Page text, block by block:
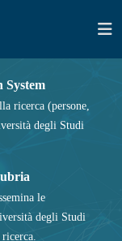
System
ricerca (persone,
degli Studi
le
degli Studi